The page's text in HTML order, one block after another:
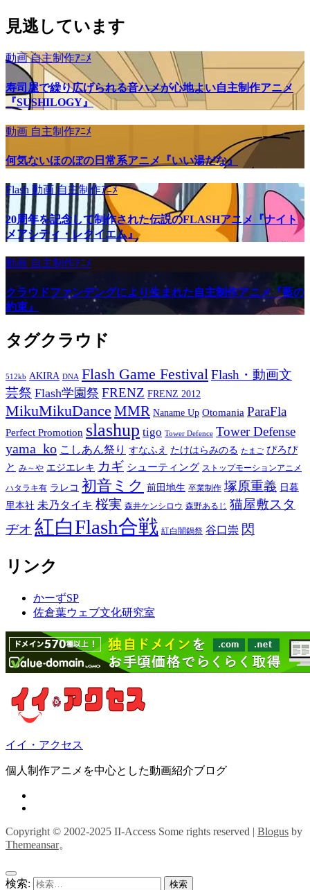
見逃しています
動画自主制作ｱﾆﾒ
寿司屋で繰り広げられる音ハメが心地よい自主制作アニメ
『SUSHILOGY』
動画 自主制作ｱﾆﾒ
何気ないほのぼの日常系アニメ『いい湯だな』
Flash 動画自主制作ｱﾆﾒ
20周年を記念して制作された伝説のFLASHアニメ『ナイト
メアシティ・レクイエム』
動画 自主制作ｱﾆﾒ
クラウドファンデングにより生まれた自主制作アニメ『藍の
約束』
タグクラウド
512kb AKIRA DNA Flash Game FestivalFlash・動画文
芸祭 Flash学園祭 FRENZ FRENZ 2012
MikuMikuDance MMR Naname Up Otomania ParaFla
Perfect Promotion slashup tigo Tower Defence Tower Defense
yama_ko こしあん祭り すなふえ たけはらみのる たまご ぴろぴ
と み～や エジエレキ カギ シューティング ストップモーションアニメ
ハタラキ有 ラレコ 初音ミク 前田地生 卒業制作 塚原重義 日暮
里本社 未乃タイキ 桜実 森井ケンシロウ 森野あるじ 猫屋敷スタ
ヂオ 紅白Flash合戦 紅白闇鍋祭 谷口崇 閃
リンク
かーずSP
佐倉葉ウェブ文化研究室
イイ・アクセス
個人制作アニメを中心とした動画紹介ブログ
Copyright © 2002-2025 II-Access Some rights reserved | Blogus by
Themeansar。
検索: